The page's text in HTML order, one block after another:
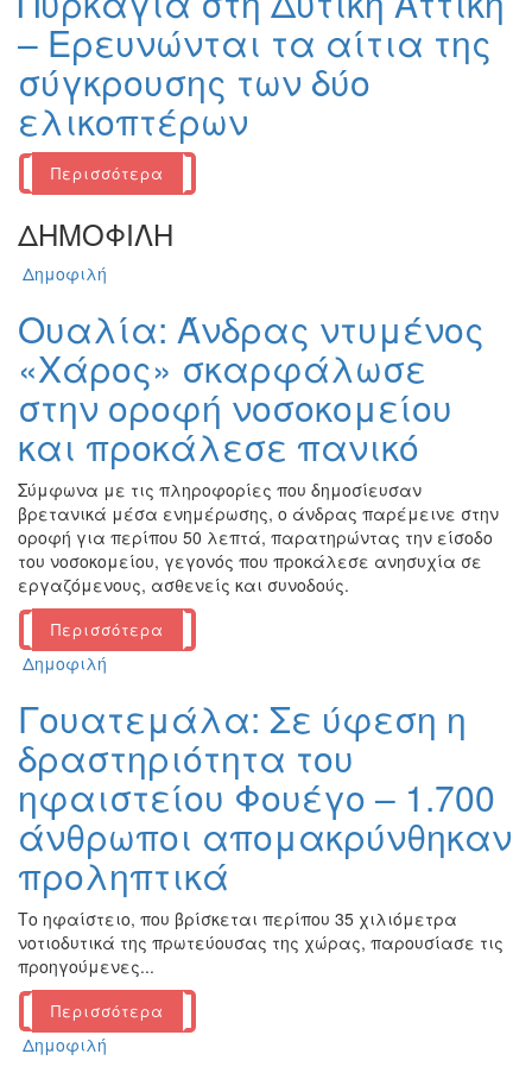
– Ερευνώνται τα αίτια της
σύγκρουσης των δύο
ελικοπτέρων
Περισσότερα
ΔΗΜΟΦΙΛΗ
Δημοφιλή
Ουαλία: Άνδρας ντυμένος
«Χάρος» σκαρφάλωσε
στην οροφή νοσοκομείου
και προκάλεσε πανικό
Σύμφωνα με τις πληροφορίες που δημοσίευσαν
βρετανικά μέσα ενημέρωσης, ο άνδρας παρέμεινε στην
οροφή για περίπου 50 λεπτά, παρατηρώντας την είσοδο
του νοσοκομείου, γεγονός που προκάλεσε ανησυχία σε
εργαζόμενους, ασθενείς και συνοδούς.
Περισσότερα
Δημοφιλή
Γουατεμάλα: Σε ύφεση η
δραστηριότητα του
ηφαιστείου Φουέγο – 1.700
άνθρωποι απομακρύνθηκαν
προληπτικά
Το ηφαίστειο, που βρίσκεται περίπου 35 χιλιόμετρα
νοτιοδυτικά της πρωτεύουσας της χώρας, παρουσίασε τις
προηγούμενες...
Περισσότερα
Δημοφιλή